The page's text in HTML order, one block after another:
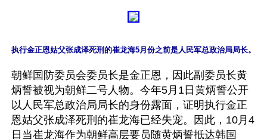
执行金正恩姑父张成泽死刑的崔龙海5月份之前是人民军总政治局局长。
朝鲜国防委员会委员长是金正恩，因此副委员长黄
炳誓被视为朝鲜二号人物。今年5月1日黄炳誓公开
以人民军总政治局局长的身份露面，证明执行金正
恩姑父张成泽死刑的崔龙海已经失宠。因此，10月4
日当崔龙海作为朝鲜高层要员随黄炳誓抵达韩国